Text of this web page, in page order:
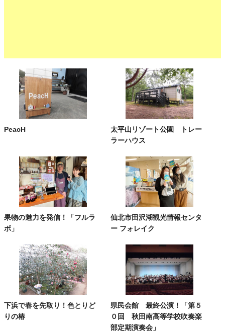
PeacH
太平山リゾート公園 トレー
ラーハウス
果物の魅力を発信！「フルラ
ボ」
仙北市田沢湖観光情報センタ
ー フォレイク
下浜で春を先取り！色とりど
りの椿
県民会館 最終公演！「第５
０回 秋田南高等学校吹奏楽
部定期演奏会」